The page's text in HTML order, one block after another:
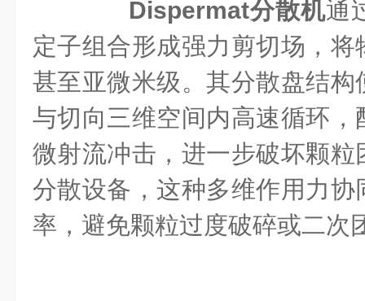
Dispermat分散机通
定子组合形成强力剪切场，
甚至亚微米级。其分散盘结
与切向三维空间内高速循环
微射流冲击，进一步破坏颗
分散设备，这种多维作用力
率，避免颗粒过度破碎或二次